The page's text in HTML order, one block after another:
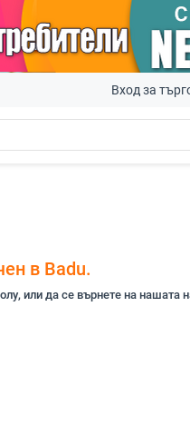
Вход за
в Badu.
или да се върнете на нашата